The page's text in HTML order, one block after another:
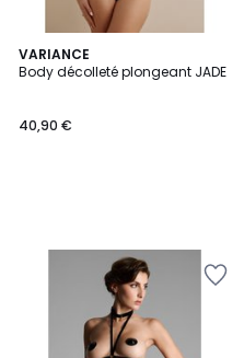
VARIANCE
Body décolleté plongeant JADE
40,90 €